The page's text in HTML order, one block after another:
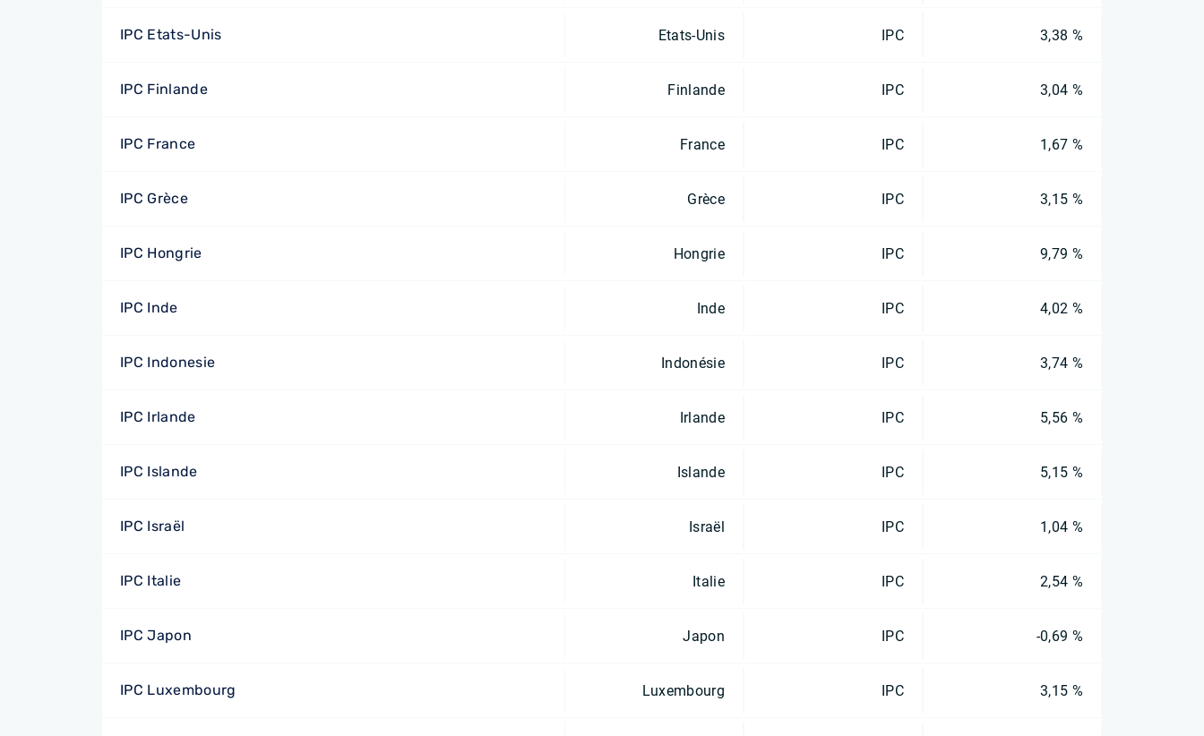
IPC Etats-Unis Etats-Unis IPC 3,38 %
IPC Finlande Finlande IPC 3,04 %
IPC France France IPC 1,67 %
IPC Grèce Grèce IPC 3,15 %
IPC Hongrie Hongrie IPC 9,79 %
IPC Inde Inde IPC 4,02 %
IPC Indonesie Indonésie IPC 3,74 %
IPC Irlande Irlande IPC 5,56 %
IPC Islande Islande IPC 5,15 %
IPC Israël Israël IPC 1,04 %
IPC Italie Italie IPC 2,54 %
IPC Japon Japon IPC -0,69 %
IPC Luxembourg Luxembourg IPC 3,15 %